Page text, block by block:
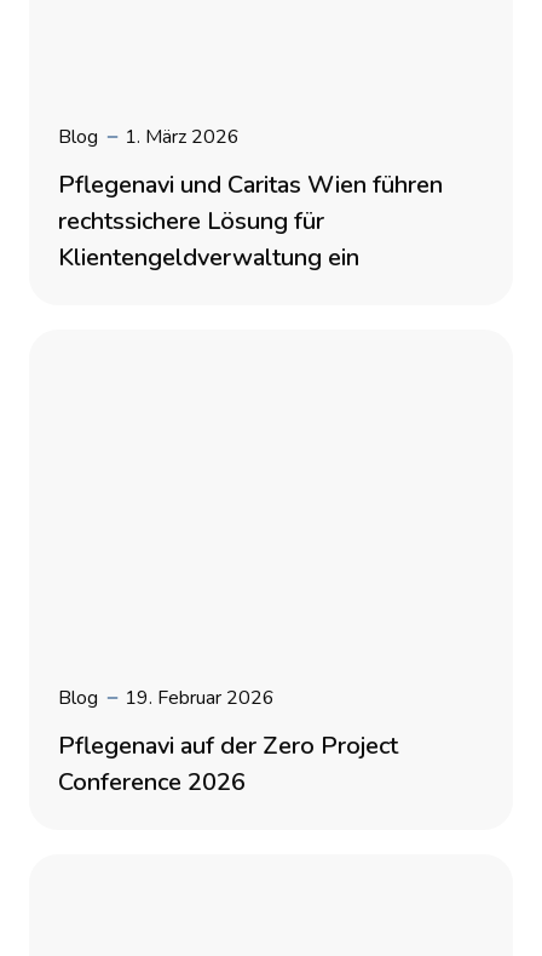
Blog 1. März 2026
Pflegenavi und Caritas Wien führen
rechtssichere Lösung für
Klientengeldverwaltung ein
Blog 19. Februar 2026
Pflegenavi auf der Zero Project
Conference 2026